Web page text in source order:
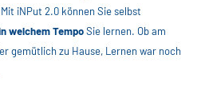
Mit iNPut 2.0 können Sie selbst
welchem TempoSie lernen. Ob am
gemütlich zu Hause, Lernen war noch